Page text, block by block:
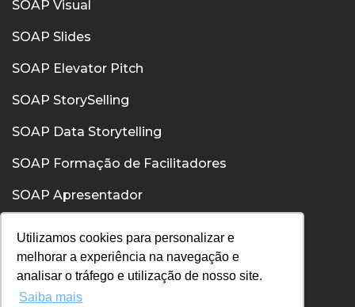
Utilizamos cookies para personalizar e
melhorar a experiência na navegação e
analisar o tráfego e utilização de nosso site.
Saiba mais
SOAP Visual
SOAP Slides
SOAP Elevator Pitch
SOAP StorySelling
SOAP Data Storytelling
SOAP Formação de Facilitadores
SOAP Apresentador
SOAP Comunicação Interpessoal